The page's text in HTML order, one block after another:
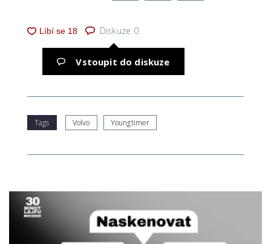
Diskuze 0
Vstoupit do diskuze
Tags Volvo Youngtimer